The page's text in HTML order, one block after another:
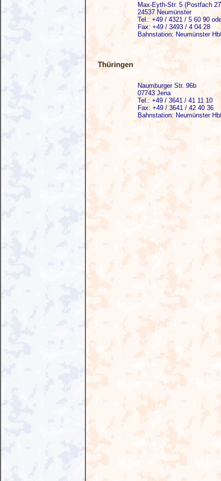
Max-Eyth-Str. 5 (Postfach
24537 Neumünster
Tel.: +49 / 4321 / 5 60 90
Fax: +49 / 3493 / 4 04 28
Bahnstation: Neumünster
Thüringen
Naumburger Str. 96b
07743 Jena
Tel.: +49 / 3641 / 41 11 10
Fax: +49 / 3641 / 42 40 36
Bahnstation: Neumünster